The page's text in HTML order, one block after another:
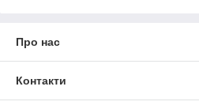
Про нас
Контакти